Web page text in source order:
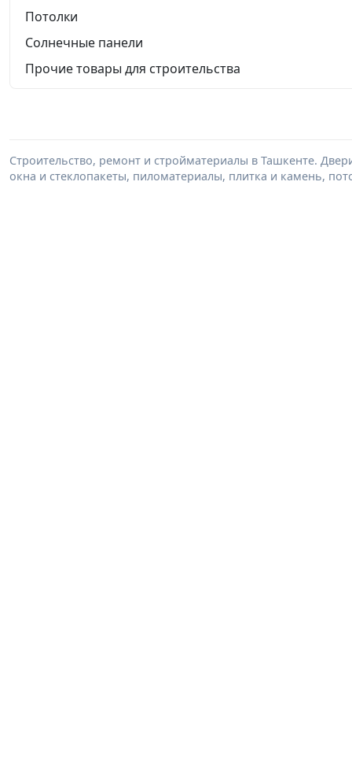
Потолки
Солнечные панели
Прочие товары для строительства
Строительство, ремонт и стройматериалы в Ташкенте.
окна и стеклопакеты, пиломатериалы, плитка и камень,